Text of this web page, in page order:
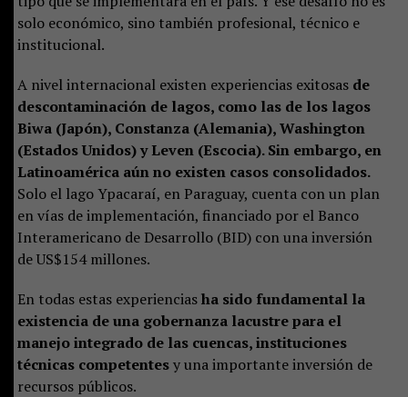
solo económico, sino también profesional, técnico e
institucional.
A nivel internacional existen experiencias exitosas de
descontaminación de lagos, como las de los lagos
Biwa (Japón), Constanza (Alemania), Washington
(Estados Unidos) y Leven (Escocia). Sin embargo, en
Latinoamérica aún no existen casos consolidados.
Solo el lago Ypacaraí, en Paraguay, cuenta con un plan
en vías de implementación, financiado por el Banco
Interamericano de Desarrollo (BID) con una inversión
de US$154 millones.
En todas estas experienciasha sido fundamental la
existencia de una gobernanza lacustre para el
manejo integrado de las cuencas, instituciones
técnicas competentesy una importante inversión de
recursos públicos.